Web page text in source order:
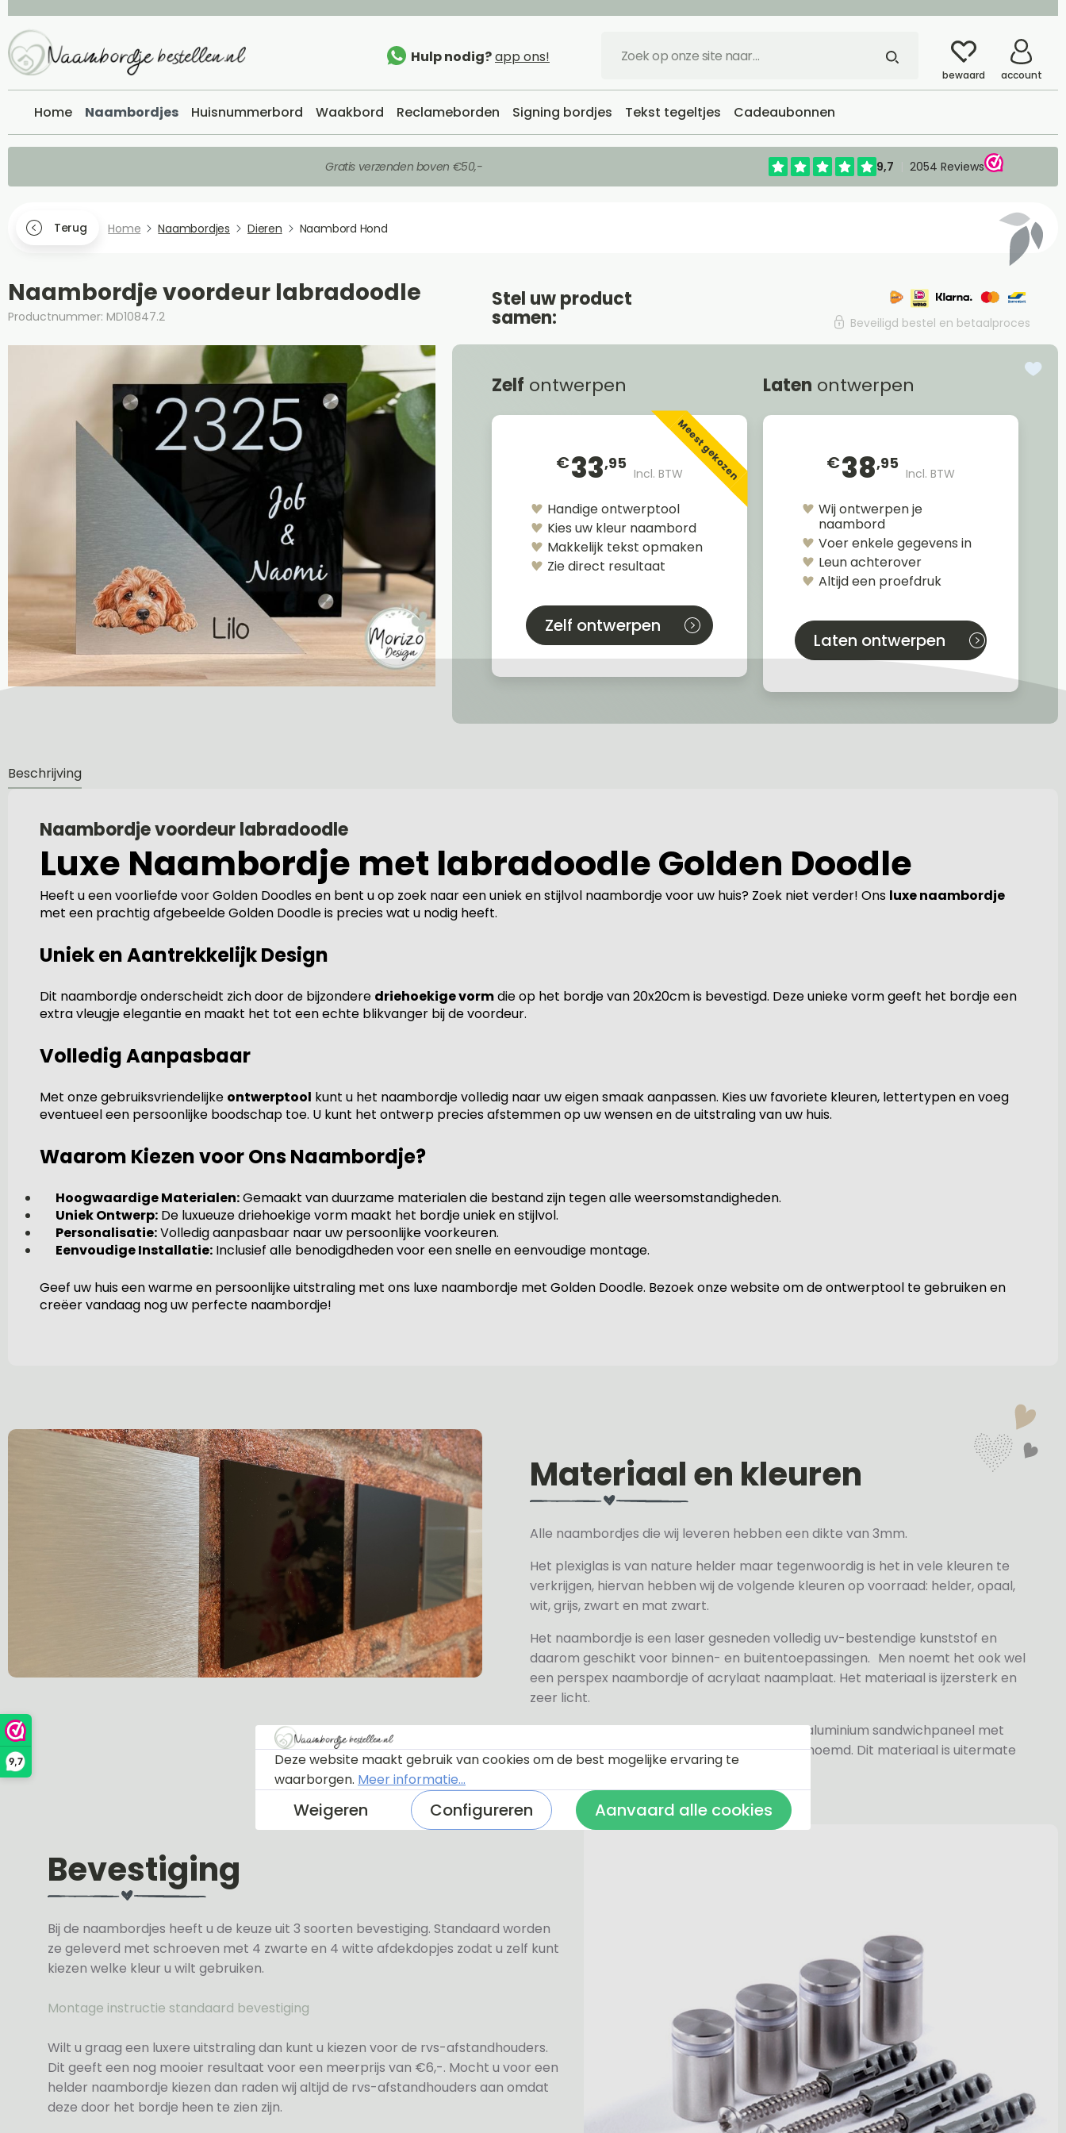
9,7
Hulp nodig?app ons!
bewaard account
Home Naambordjes Huisnummerbord Waakbord Reclameborden Signing bordjes Tekst tegeltjes Cadeaubonnen
Gratis verzenden boven €50,-
Terug Home Naambordjes Dieren Naambord Hond
Naambordje voordeur labradoodle
Productnummer: MD10847.2
Stel uw product
samen: Beveiligd bestel en betaalproces
Zelf ontwerpen
€33,95
Incl. BTWMeest gekozen
Handige ontwerptool
Kies uw kleur naambord
Makkelijk tekst opmaken
Zie direct resultaat
Zelf ontwerpen
Laten ontwerpen
€38,95
Incl. BTW
Wij ontwerpen je
naambord
Voer enkele gegevens in
Leun achterover
Altijd een proefdruk
Laten ontwerpen
Beschrijving
Naambordje voordeur labradoodle
Luxe Naambordje met labradoodle Golden Doodle
Heeft u een voorliefde voor Golden Doodles en bent u op zoek naar een uniek en stijlvol naambordje voor uw huis? Zoek niet verder! Ons luxe naambordje
met een prachtig afgebeelde Golden Doodle is precies wat u nodig heeft.
Uniek en Aantrekkelijk Design
Dit naambordje onderscheidt zich door de bijzondere driehoekige vormdie op het bordje van 20x20cm is bevestigd. Deze unieke vorm geeft het bordje een
extra vleugje elegantie en maakt het tot een echte blikvanger bij de voordeur.
Volledig Aanpasbaar
Met onze gebruiksvriendelijke ontwerptool kunt u het naambordje volledig naar uw eigen smaak aanpassen. Kies uw favoriete kleuren, lettertypen en voeg
eventueel een persoonlijke boodschap toe. U kunt het ontwerp precies afstemmen op uw wensen en de uitstraling van uw huis.
Waarom Kiezen voor Ons Naambordje?
Hoogwaardige Materialen:Gemaakt van duurzame materialen die bestand zijn tegen alle weersomstandigheden.
Uniek Ontwerp: De luxueuze driehoekige vorm maakt het bordje uniek en stijlvol.
Personalisatie:Volledig aanpasbaar naar uw persoonlijke voorkeuren.
Eenvoudige Installatie: Inclusief alle benodigdheden voor een snelle en eenvoudige montage.
Geef uw huis een warme en persoonlijke uitstraling met ons luxe naambordje met Golden Doodle. Bezoek onze website om de ontwerptool te gebruiken en
creëer vandaag nog uw perfecte naambordje!
Materiaal en kleuren
Alle naambordjes die wij leveren hebben een dikte van 3mm.
Het plexiglas is van nature helder maar tegenwoordig is het in vele kleuren te
verkrijgen, hiervan hebben wij de volgende kleuren op voorraad: helder, opaal,
wit, grijs, zwart en mat zwart.
Het naambordje is een laser gesneden volledig uv-bestendige kunststof en
daarom geschikt voor binnen- en buitentoepassingen. Men noemt het ook wel
een perspex naambordje of acrylaat naamplaat. Het materiaal is ijzersterk en
zeer licht.
De RVS-look naambordjes zijn gemaakt van aluminium sandwichpaneel met
een geborstelde toplaag. Ook wel dibond genoemd. Dit materiaal is uitermate
geschikt voor buitengebruik.
Bevestiging
Bij de naambordjes heeft u de keuze uit 3 soorten bevestiging. Standaard worden
ze geleverd met schroeven met 4 zwarte en 4 witte afdekdopjes zodat u zelf kunt
kiezen welke kleur u wilt gebruiken.
Montage instructie standaard bevestiging
Wilt u graag een luxere uitstraling dan kunt u kiezen voor de rvs-afstandhouders.
Dit geeft een nog mooier resultaat voor een meerprijs van €6,-. Mocht u voor een
helder naambordje kiezen dan raden wij altijd de rvs-afstandhouders aan omdat
deze door het bordje heen te zien zijn.
Deze website maakt gebruik van cookies om de best mogelijke ervaring te
waarborgen. Meer informatie...
Weigeren Configureren Aanvaard alle cookies